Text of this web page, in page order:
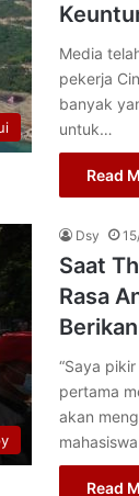
Media
pekerja
banyak
untuk…
Read
Dsy
Saat
Rasa
“Saya
pertama
akan
Read